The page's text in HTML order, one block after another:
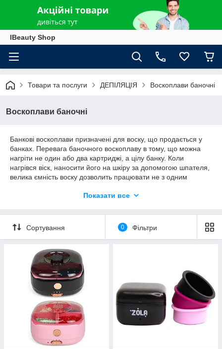
IBeauty Shop
Товари та послуги ДЕПІЛЯЦІЯ Воскоплави баночні
Воскоплави баночні
Банкові воскоплави призначені для воску, що продається у
банках. Перевага баночного воскоплаву в тому, що можна
нагріти не один або два картриджі, а цілу банку. Коли
нагрівся віск, наносити його на шкіру за допомогою шпателя,
велика ємність воску дозволить працювати не з одним
Більшість приладів мають термостат і терморегулятор, за
нагрівання воску.
Показати все
Сортування 0 Фільтри